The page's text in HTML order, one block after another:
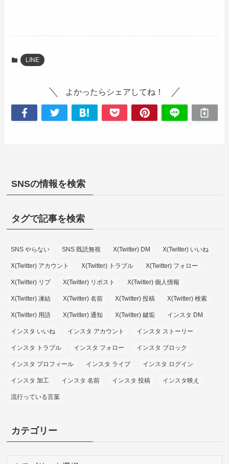
LINE
よかったらシェアしてね！
SNSの情報を検索
タグで記事を検索
SNS やらない SNS 既読無視 X(Twitter) DM X(Twitter) いいね
X(Twitter) アカウント X(Twitter) トラブル X(Twitter) フォロー
X(Twitter) リプ X(Twitter) リポスト X(Twitter) 個人情報
X(Twitter) 凍結 X(Twitter) 名前 X(Twitter) 投稿 X(Twitter) 検索
X(Twitter) 用語 X(Twitter) 通知 X(Twitter) 鍵垢 インスタ DM
インスタ いいね インスタ アカウント インスタ ストーリー
インスタ トラブル インスタ フォロー インスタ ブロック
インスタ プロフィール インスタ ライブ インスタ ログイン
インスタ 加工 インスタ 名前 インスタ 投稿 インスタ映え
流行っている言葉
カテゴリー